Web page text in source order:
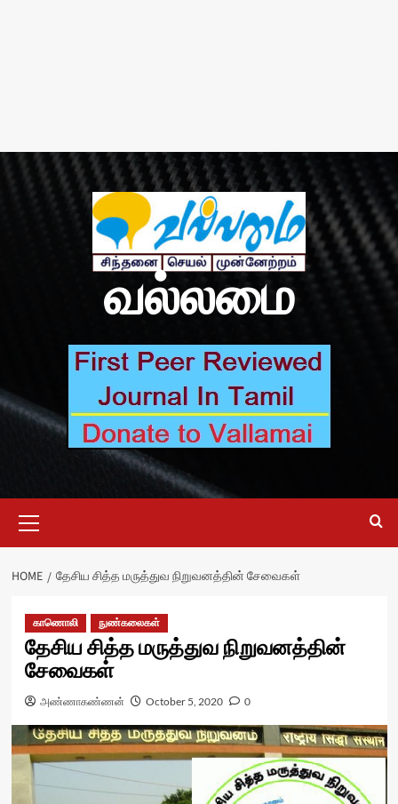
வல்லமை
Menu
HOME தேசிய சித்த மருத்துவ நிறுவனத்தின் சேவைகள்
காணொலி நுண்கலைகள்
தேசிய சித்த மருத்துவ நிறுவனத்தின்
சேவைகள்
அண்ணாகண்ணன் October 5, 2020 0